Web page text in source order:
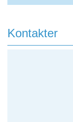
Kontakter